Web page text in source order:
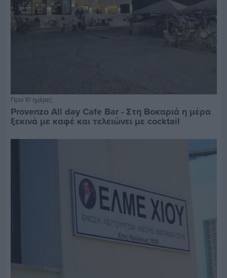
Πριν 10 ημέρες
Provenzo All day Cafe Bar - Στη Βοκαριά η μέρα
ξεκινά με καφέ και τελειώνει με cocktail